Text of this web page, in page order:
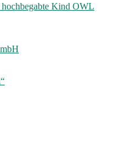
hochbegabte Kind OWL